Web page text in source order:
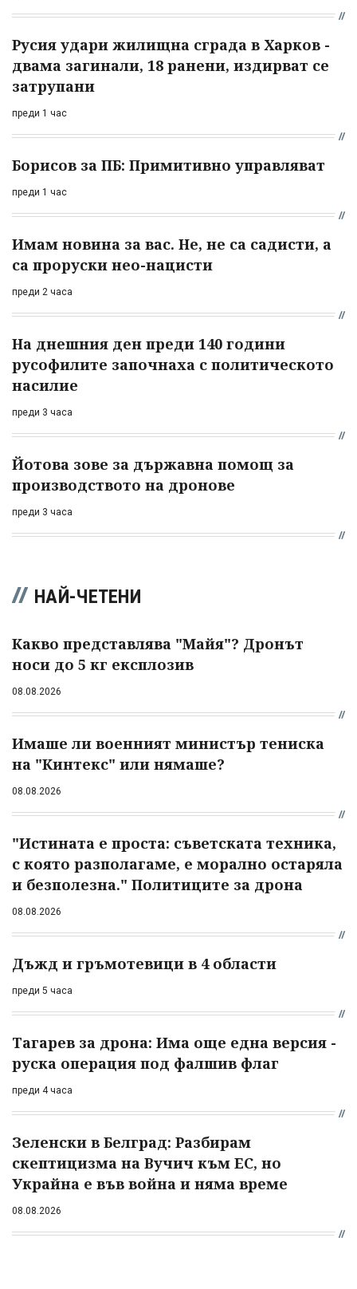
Русия удари жилищна сграда в Харков -
двама загинали, 18 ранени, издирват се
затрупани
преди 1 час
Борисов за ПБ: Примитивно управляват
преди 1 час
Имам новина за вас. Не, не са садисти, а
са проруски нео-нацисти
преди 2 часа
На днешния ден преди 140 години
русофилите започнаха с политическото
насилие
преди 3 часа
Йотова зове за държавна помощ за
производството на дронове
преди 3 часа
НАЙ-ЧЕТЕНИ
Какво представлява "Майя"? Дронът
носи до 5 кг експлозив
08.08.2026
Имаше ли военният министър тениска
на "Кинтекс" или нямаше?
08.08.2026
"Истината е проста: съветската техника,
с която разполагаме, е морално остаряла
и безполезна." Политиците за дрона
08.08.2026
Дъжд и гръмотевици в 4 области
преди 5 часа
Тагарев за дрона: Има още една версия -
руска операция под фалшив флаг
преди 4 часа
Зеленски в Белград: Разбирам
скептицизма на Вучич към ЕС, но
Украйна е във война и няма време
08.08.2026